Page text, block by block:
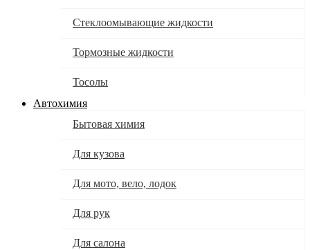
Стеклоомывающие жидкости
Тормозные жидкости
Тосолы
Автохимия
Бытовая химия
Для кузова
Для мото, вело, лодок
Для рук
Для салона